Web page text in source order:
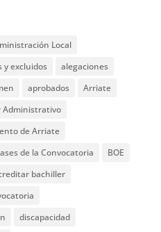
Local
y excluidos
alegaciones
aprobados
Arriate
Administrativo
de Arriate
de la Convocatoria
BOE
bachiller
discapacidad